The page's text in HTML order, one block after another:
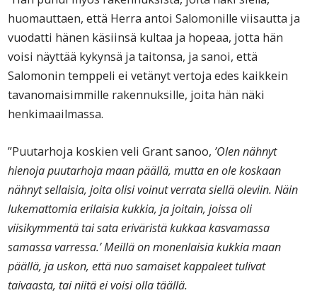
huomauttaen, että Herra antoi Salomonille viisautta ja
vuodatti hänen käsiinsä kultaa ja hopeaa, jotta hän
voisi näyttää kykynsä ja taitonsa, ja sanoi, että
Salomonin temppeli ei vetänyt vertoja edes kaikkein
tavanomaisimmille rakennuksille, joita hän näki
henkimaailmassa.
”Puutarhoja koskien veli Grant sanoo, ’Olen nähnyt
hienoja puutarhoja maan päällä, mutta en ole koskaan
nähnyt sellaisia, joita olisi voinut verrata siellä oleviin. Näin
lukemattomia erilaisia kukkia, ja joitain, joissa oli
viisikymmentä tai sata eriväristä kukkaa kasvamassa
samassa varressa.’ Meillä on monenlaisia kukkia maan
päällä, ja uskon, että nuo samaiset kappaleet tulivat
taivaasta, tai niitä ei voisi olla täällä.